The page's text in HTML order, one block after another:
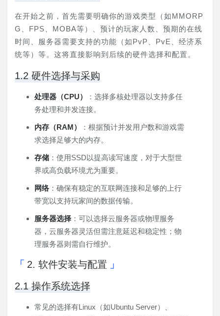
在开始之前，首先需要明确你的游戏类型（如MMORP
G、FPS、MOBA等）、预计的玩家人数、预期的在线
时间、服务器需要支持的功能（如PvP、PvE、经济系
统等）等。这将直接影响到后续的硬件选择和配置。
1.2 硬件选择与采购
处理器（CPU）
：选择多核处理器以支持多任
务处理和并发连接。
内存（RAM）
：根据预计并发用户数和游戏需
求选择足够大的内存。
存储 ：使用SSD以提高读写速度，对于大型世
界或高负载环境尤为重要。
网络：确保有稳定的互联网连接和足够的上行
带宽以支持玩家间的数据传输。
服务器选择 ：可以选择云服务器或物理服务
器，云服务器灵活但需注意延迟和稳定性；物
理服务器则需自行维护。
2. 软件安装与配置
2.1 操作系统选择
常见的选择有Linux（如Ubuntu Server）、